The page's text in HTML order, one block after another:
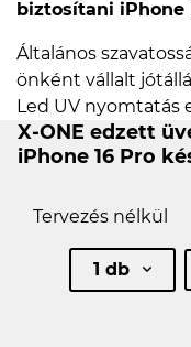
biztosítani iPhone
Általános
önként vállalt
Led UV nyomtatás
X-ONE edzett
iPhone 16 Pro
Tervezés nélkül
1 db